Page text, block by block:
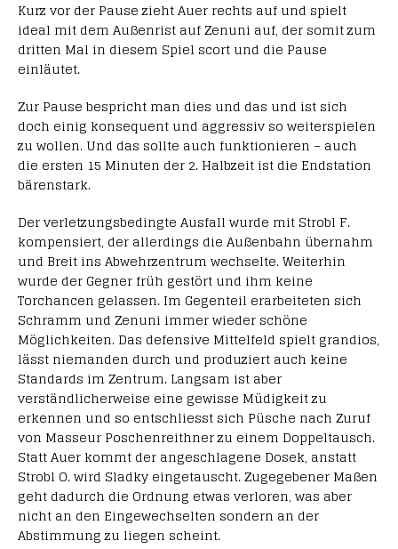
Kurz vor der Pause zieht Auer rechts auf und spielt
ideal mit dem Außenrist auf Zenuni auf, der somit zum
dritten Mal in diesem Spiel scort und die Pause
einläutet.
Zur Pause bespricht man dies und das und ist sich
doch einig konsequent und aggressiv so weiterspielen
zu wollen. Und das sollte auch funktionieren – auch
die ersten 15 Minuten der 2. Halbzeit ist die Endstation
bärenstark.
Der verletzungsbedingte Ausfall wurde mit Strobl F.
kompensiert, der allerdings die Außenbahn übernahm
und Breit ins Abwehrzentrum wechselte. Weiterhin
wurde der Gegner früh gestört und ihm keine
Torchancen gelassen. Im Gegenteil erarbeiteten sich
Schramm und Zenuni immer wieder schöne
Möglichkeiten. Das defensive Mittelfeld spielt grandios,
lässt niemanden durch und produziert auch keine
Standards im Zentrum. Langsam ist aber
verständlicherweise eine gewisse Müdigkeit zu
erkennen und so entschliesst sich Püsche nach Zuruf
von Masseur Poschenreithner zu einem Doppeltausch.
Statt Auer kommt der angeschlagene Dosek, anstatt
Strobl O. wird Sladky eingetauscht. Zugegebener Maßen
geht dadurch die Ordnung etwas verloren, was aber
nicht an den Eingewechselten sondern an der
Abstimmung zu liegen scheint.